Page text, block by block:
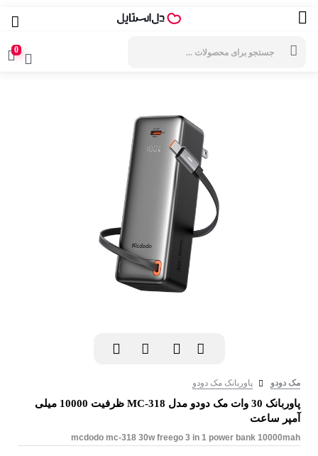
0
مک دودو پاوربانک مک دودو
پاوربانک 30 وات مک دودو مدل MC-318 ظرفیت 10000 میلی
آمپر ساعت
mcdodo mc-318 30w freego 3 in 1 power bank 10000mah